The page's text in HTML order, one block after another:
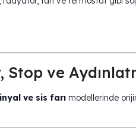
Stop ve
ve sis farı modellerinde